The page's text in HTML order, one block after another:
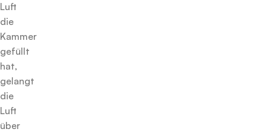
Luft
die
Kammer
gefüllt
hat,
gelangt
die
Luft
über